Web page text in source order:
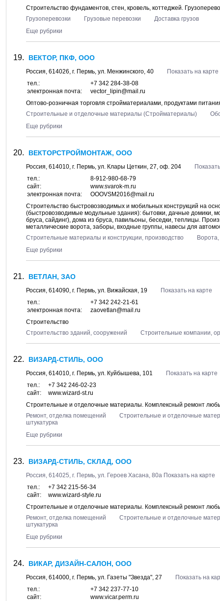
Строительство фундаментов, стен, кровель, коттеджей.
Грузоперевозки
Грузовые перевозки
Доставка грузов
Еще рубрики
ВЕКТОР, ПКФ, ООО
Россия, 614026, г. Пермь, ул. Менжинского, 40
Показать на карте
тел.:
+7 342 284-38-08
электронная почта:
vector_lipin@mail.ru
Оптово-розничная торговля стройматериалами, продуктами
Строительные и отделочные материалы (Стройматериалы)
Еще рубрики
ВЕКТОРСТРОЙМОНТАЖ, ООО
Россия, 614010, г. Пермь, ул. Клары Цеткин, 27, оф. 204
тел.:
8-912-980-68-79
сайт:
www.svarok-m.ru
электронная почта:
OOOVSM2016@mail.ru
Строительство быстровозводимых и мобильных конструкций на
(быстровозводимые модульные здания): бытовки, дачные домики,
бруса, сайдинг), дома из бруса, павильоны, беседки, теплицы.
металлические ворота, заборы, входные группы, навесы для
Строительные материалы и конструкции, производство
Еще рубрики
ВЕТЛАН, ЗАО
Россия, 614090, г. Пермь, ул. Вижайская, 19
Показать на карте
тел.:
+7 342 242-21-61
электронная почта:
zaovetlan@mail.ru
Строительство
Строительство зданий, сооружений
Строительные компании,
ВИЗАРД-СТИЛЬ, ООО
Россия, 614010, г. Пермь, ул. Куйбышева, 101
Показать на карте
тел.:
+7 342 246-02-23
сайт:
www.wizard-st.ru
Строительные и отделочные материалы. Комплексный ремонт
Ремонт, отделка помещений
Строительные и отделочные
штукатурка
Еще рубрики
ВИЗАРД-СТИЛЬ, СКЛАД, ООО
Россия, 614025, г. Пермь, ул. Героев Хасана, 80а Показать на карте
тел.:
+7 342 215-56-34
сайт:
www.wizard-style.ru
Строительные и отделочные материалы. Комплексный ремонт
Ремонт, отделка помещений
Строительные и отделочные
штукатурка
Еще рубрики
ВИКАР, ДИЗАЙН-САЛОН, ООО
Россия, 614000, г. Пермь, ул. Газеты "Звезда", 27
Показать на
тел.:
+7 342 237-77-10
сайт:
www.vicar.perm.ru